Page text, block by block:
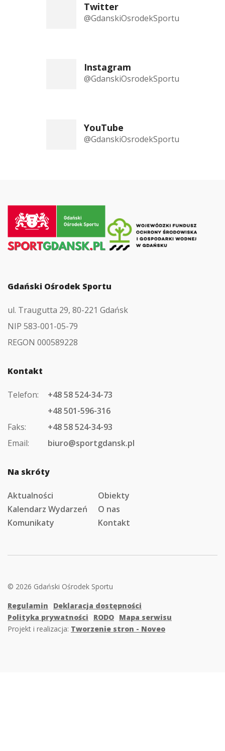
Twitter
@GdanskiOsrodekSportu
Instagram
@GdanskiOsrodekSportu
YouTube
@GdanskiOsrodekSportu
do
strony
głównej
Gdański Ośrodek Sportu
ul. Traugutta 29, 80-221 Gdańsk
NIP 583-001-05-79
REGON 000589228
Kontakt
Telefon:
+48 58 524-34-73
+48 501-596-316
Faks:
+48 58 524-34-93
Email:
biuro@sportgdansk.pl
Na skróty
Aktualności
Obiekty
Kalendarz Wydarzeń
O nas
Komunikaty
Kontakt
© 2026 Gdański Ośrodek Sportu
Regulamin
Deklaracja dostępności
Polityka prywatności
RODO Mapa serwisu
Projekt i realizacja: Tworzenie stron - Noveo